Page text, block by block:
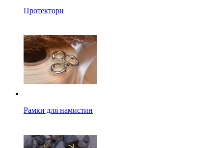
Протектори
Рамки для намистин